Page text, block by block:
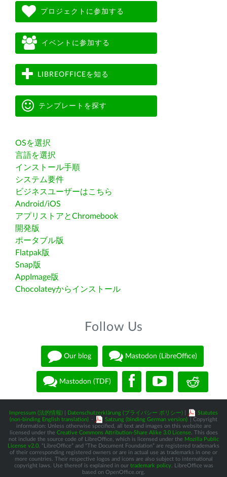
プロジェクトに参加する
イベントに参加する
LIBREOFFICEを知る
テンプレートを探す
OSを選択
言語を選択
インストール手順
システム要件
ビジネスユーザーはこちら
Android/iOS
アプリストアとChromebook
開発版
ポータブル版
Flatpak版
Snap版
AppImage版
Chocolateyからインストール
Follow Us
Our blog Mastodon (LibreOffice)
Mastodon (TDF)
Impressum (法的情報) Datenschutzerklärung (プライバシー ポリシー)
Statutes
(non-binding English translation) - Satzung (binding German version)
| Copyright
information: Unless otherwise specified, all text and images on this website are
licensed under the Creative Commons Attribution-Share Alike 3.0 License. This does
not include the source code of LibreOffice, which is licensed under the Mozilla Public
License v2.0 . “LibreOffice” and “The Document Foundation” are registered trademarks
of their corresponding registered owners or are in actual use as trademarks in one or
more countries. Their respective logos and icons are also subject to international
copyright laws. Use thereof is explained in our trademark policy. LibreOffice was
based on OpenOffice.org.